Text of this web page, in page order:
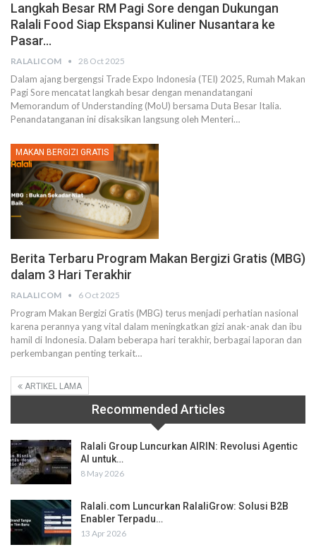
Langkah Besar RM Pagi Sore dengan Dukungan
Ralali Food Siap Ekspansi Kuliner Nusantara ke
Pasar…
RALALICOM 28 Oct 2025
Dalam ajang bergengsi Trade Expo Indonesia (TEI) 2025, Rumah Makan
Pagi Sore mencatat langkah besar dengan menandatangani
Memorandum of Understanding (MoU) bersama Duta Besar Italia.
Penandatanganan ini disaksikan langsung oleh Menteri…
MAKAN BERGIZI GRATIS
Berita Terbaru Program Makan Bergizi Gratis (MBG)
dalam 3 Hari Terakhir
RALALICOM 6 Oct 2025
Program Makan Bergizi Gratis (MBG) terus menjadi perhatian nasional
karena perannya yang vital dalam meningkatkan gizi anak-anak dan ibu
hamil di Indonesia. Dalam beberapa hari terakhir, berbagai laporan dan
perkembangan penting terkait…
ARTIKEL LAMA
Recommended Articles
Ralali Group Luncurkan AIRIN: Revolusi Agentic
AI untuk…
8 May 2026
Ralali.com Luncurkan RalaliGrow: Solusi B2B
Enabler Terpadu…
13 Apr 2026